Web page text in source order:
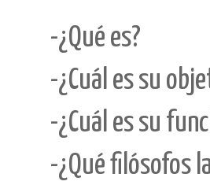
-¿Qué es?
-¿Cuál es su
-¿Cuál es su
-¿Qué filósofos